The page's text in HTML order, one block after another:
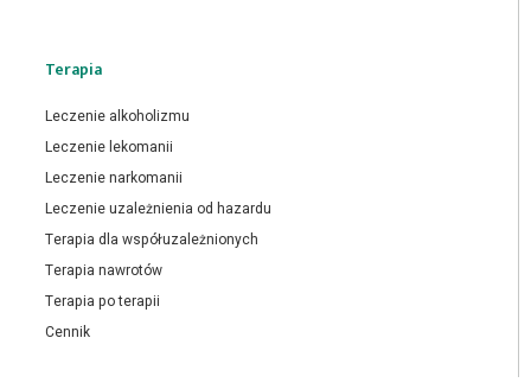
Terapia
Leczenie alkoholizmu
Leczenie lekomanii
Leczenie narkomanii
Leczenie uzależnienia od hazardu
Terapia dla współuzależnionych
Terapia nawrotów
Terapia po terapii
Cennik